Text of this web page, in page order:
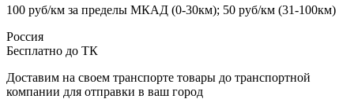
100 руб/км за пределы МКАД (0-30км); 50 руб/км (31-100км)
Россия
Бесплатно до ТК
Доставим на своем транспорте товары до транспортной
компании для отправки в ваш город